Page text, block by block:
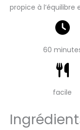
propice à l’équilibre
60
facile